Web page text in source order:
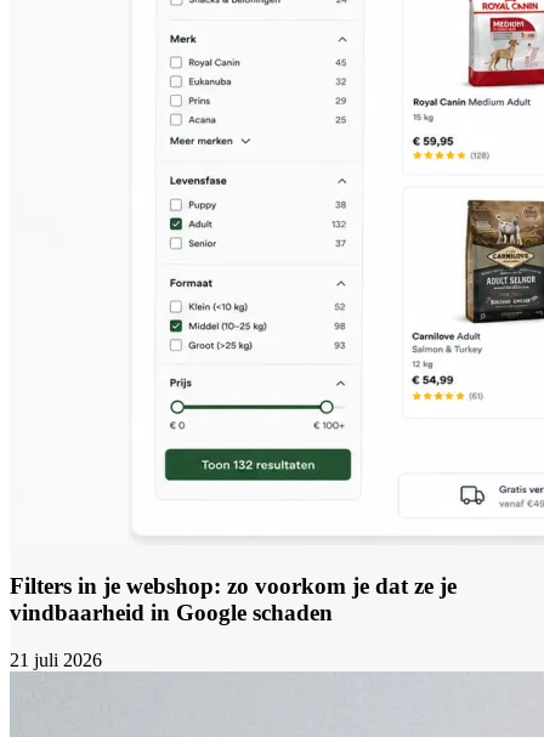
Filters in je webshop: zo voorkom je dat ze je
vindbaarheid in Google schaden
21 juli 2026